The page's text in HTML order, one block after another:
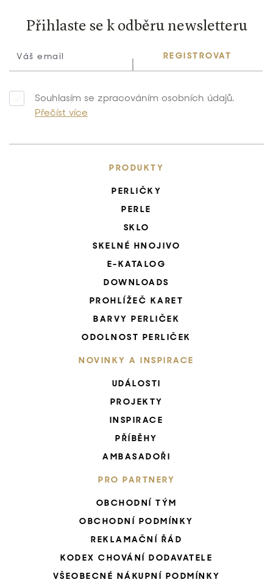
Přihlaste se k odběru newsletteru
REGISTROVAT
Souhlasím se zpracováním osobních údajů.
Přečíst více
PRODUKTY
PERLIČKY
PERLE
SKLO
SKELNÉ HNOJIVO
E-KATALOG
DOWNLOADS
PROHLÍŽEČ KARET
BARVY PERLIČEK
ODOLNOST PERLIČEK
NOVINKY A INSPIRACE
UDÁLOSTI
PROJEKTY
INSPIRACE
PŘÍBĚHY
AMBASADOŘI
PRO PARTNERY
OBCHODNÍ TÝM
OBCHODNÍ PODMÍNKY
REKLAMAČNÍ ŘÁD
KODEX CHOVÁNÍ DODAVATELE
VŠEOBECNÉ NÁKUPNÍ PODMÍNKY